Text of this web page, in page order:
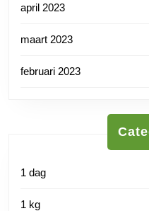
april 2023
maart 2023
februari 2023
1 dag
1 kg